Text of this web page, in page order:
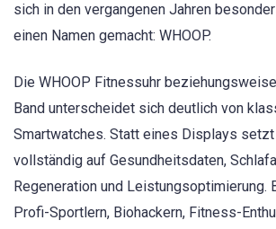
sich in den vergangenen Jahren
einen Namen gemacht: WHOOP.
Die WHOOP Fitnessuhr
Band unterscheidet sich deutlich von
Smartwatches. Statt eines Displays setzt
vollständig auf Gesundheitsdaten,
Regeneration und Leistungsoptimierung.
Profi-Sportlern, Biohackern, Fitness-